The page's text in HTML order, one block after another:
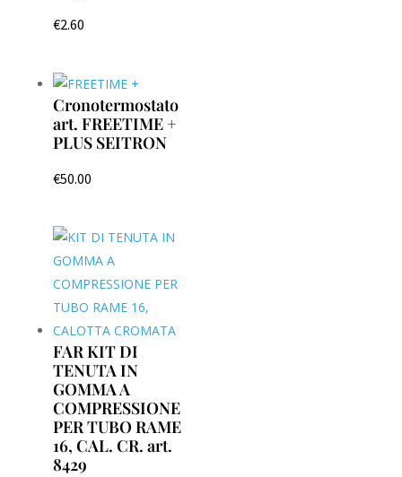
€2.60
Cronotermostato
art. FREETIME +
PLUS SEITRON
€50.00
FAR KIT DI
TENUTA IN
GOMMA A
COMPRESSIONE
PER TUBO RAME
16, CAL. CR. art.
8429